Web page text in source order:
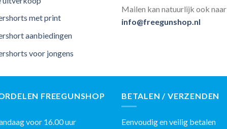
met print
aanbiedingen
voor jongens
Mailen kan natuurlijk ook naar
info@freegunshop.nl
FREEGUNSHOP
voor 16.00 uur
BETALEN / VERZENDEN
Eenvoudig en veilig betalen